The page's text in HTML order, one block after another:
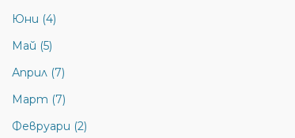
Юни (4)
Май (5)
Април (7)
Март (7)
Февруари (2)